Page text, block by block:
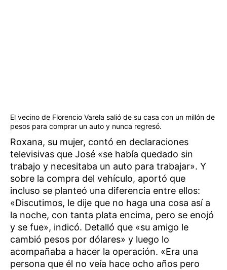
El vecino de Florencio Varela salió de su casa con un millón de
pesos para comprar un auto y nunca regresó.
Roxana, su mujer, contó en declaraciones
televisivas que José «se había quedado sin
trabajo y necesitaba un auto para trabajar». Y
sobre la compra del vehículo, aportó que
incluso se planteó una diferencia entre ellos:
«Discutimos, le dije que no haga una cosa así a
la noche, con tanta plata encima, pero se enojó
y se fue», indicó. Detalló que «su amigo le
cambió pesos por dólares» y luego lo
acompañaba a hacer la operación. «Era una
persona que él no veía hace ocho años pero